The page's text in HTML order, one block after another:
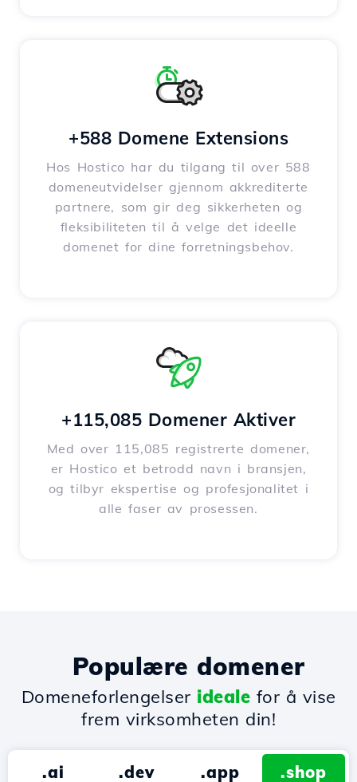
+588 Domene Extensions
Hos Hostico har du tilgang til over 588
domeneutvidelser gjennom akkrediterte
partnere, som gir deg sikkerheten og
fleksibiliteten til å velge det ideelle
domenet for dine forretningsbehov.
+115,085 Domener Aktiver
Med over 115,085 registrerte domener,
er Hostico et betrodd navn i bransjen,
og tilbyr ekspertise og profesjonalitet i
alle faser av prosessen.
Populære domener
Domeneforlengelser ideale for å vise
frem virksomheten din!
.ai .dev .app .shop